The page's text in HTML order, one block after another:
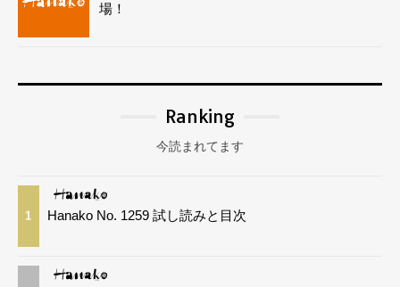
場！
Ranking
今読まれてます
1 Hanako No. 1259 試し読みと目次